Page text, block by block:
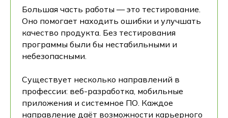
Большая часть работы — это тестирование.
Оно помогает находить ошибки и улучшать
качество продукта. Без тестирования
программы были бы нестабильными и
небезопасными.
Существует несколько направлений в
профессии: веб-разработка, мобильные
приложения и системное ПО. Каждое
направление даёт возможности карьерного